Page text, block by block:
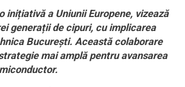
inițiativă a Uniunii Europene, vizează
generații de cipuri, cu implicarea
București. Această colaborare
mai amplă pentru avansarea